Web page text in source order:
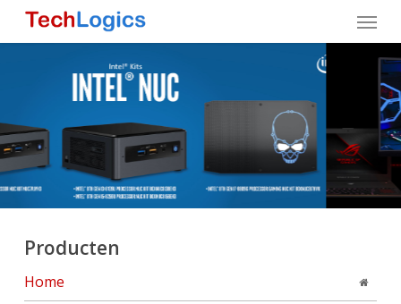
Skip
Menu
Producten
Home